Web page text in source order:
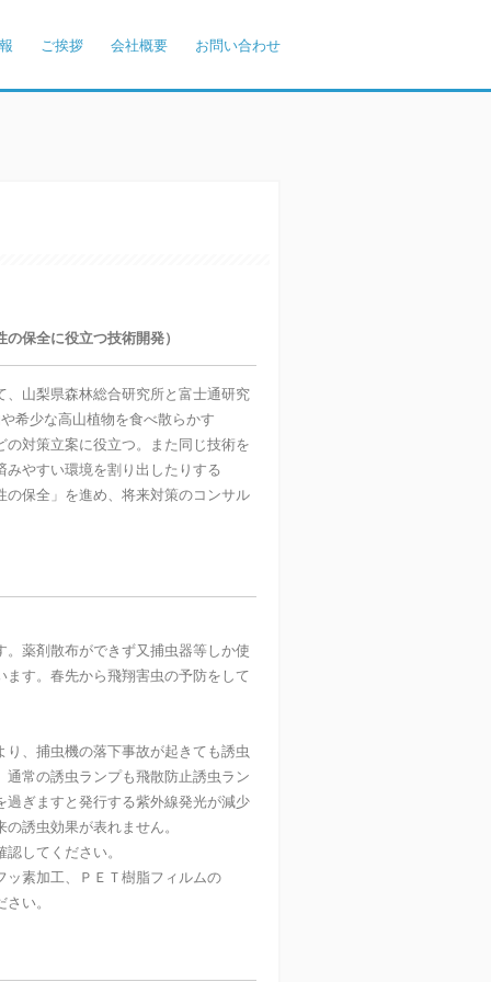
ご挨拶 会社概要 お問い合わせ
全に役立つ技術開発）
、山梨県森林総合研究所と富士通研究
希少な高山植物を食べ散らかす
対策立案に役立つ。また同じ技術を
やすい環境を割り出したりする
の保全」を進め、将来対策のコンサル
薬剤散布ができず又捕虫器等しか使
す。春先から飛翔害虫の予防をして
、捕虫機の落下事故が起きても誘虫
常の誘虫ランプも飛散防止誘虫ラン
ぎますと発行する紫外線発光が減少
誘虫効果が表れません。
してください。
素加工、ＰＥＴ樹脂フィルムの
い。